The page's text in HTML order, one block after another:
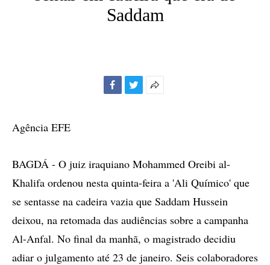
Saddam
Agência EFE
BAGDÁ - O juiz iraquiano Mohammed Oreibi al-
Khalifa ordenou nesta quinta-feira a 'Ali Químico' que
se sentasse na cadeira vazia que Saddam Hussein
deixou, na retomada das audiências sobre a campanha
Al-Anfal. No final da manhã, o magistrado decidiu
adiar o julgamento até 23 de janeiro. Seis colaboradores